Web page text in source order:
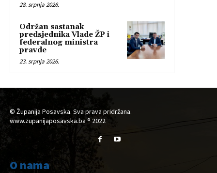
28. srpnja 2026.
Održan sastanak
predsjednika Vlade ŽP i
federalnog ministra
pravde
23. srpnja 2026.
© Županija Posavska. Sva prava pridržana.
www.zupanijaposavska.ba ® 2022
O nama